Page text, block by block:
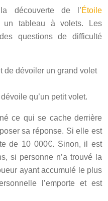
découverte de l’Étoile
un tableau à volets. Les
questions de difficulté
de dévoiler un grand volet
qu’un petit volet.
ce qui se cache derrière
sa réponse. Si elle est
de 10 000€. Sinon, il est
si personne n’a trouvé la
ayant accumulé le plus
l’emporte et est